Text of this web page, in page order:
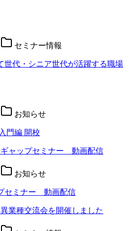
セミナー情報
世代・シニア世代が活躍する職場
お知らせ
門編 開校
お知らせ
セミナー 動画配信